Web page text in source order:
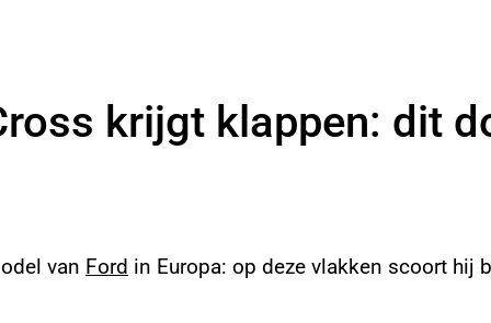
krijgt klappen: dit
van Ford in Europa: op deze vlakken scoort hij